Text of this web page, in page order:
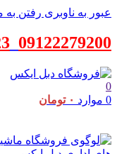
عبور به ناوبری رفتن به
09122279200
0
0 موارد ۰ تومان